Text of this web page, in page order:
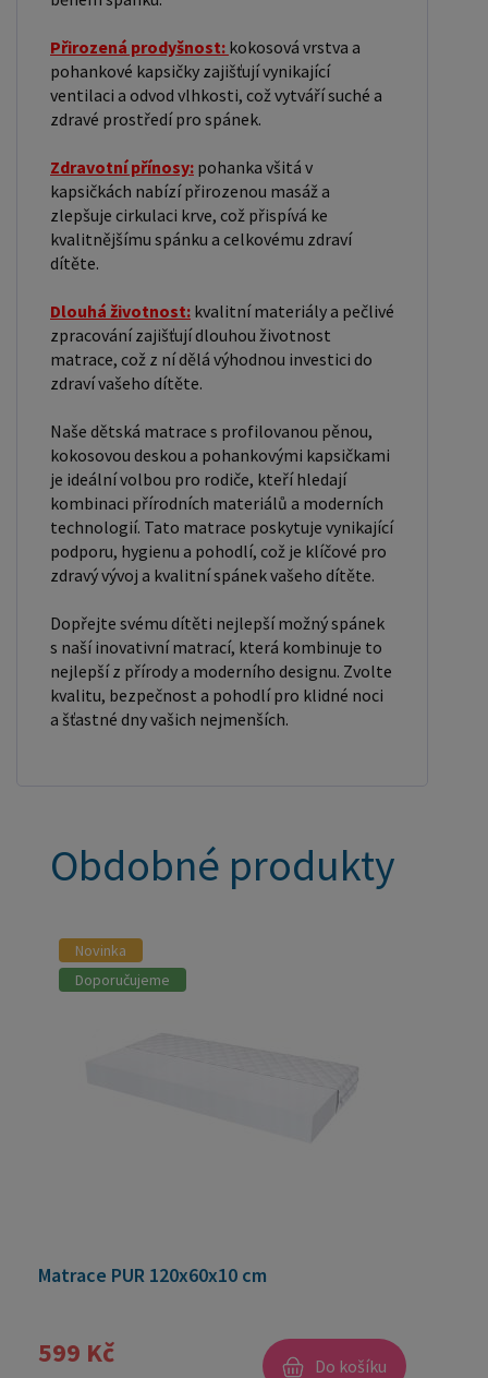
Přirozená prodyšnost: kokosová vrstva a
pohankové kapsičky zajišťují vynikající
ventilaci a odvod vlhkosti, což vytváří suché a
zdravé prostředí pro spánek.
Zdravotní přínosy: pohanka všitá v
kapsičkách nabízí přirozenou masáž a
zlepšuje cirkulaci krve, což přispívá ke
kvalitnějšímu spánku a celkovému zdraví
dítěte.
Dlouhá životnost: kvalitní materiály a pečlivé
zpracování zajišťují dlouhou životnost
matrace, což z ní dělá výhodnou investici do
zdraví vašeho dítěte.
Naše dětská matrace s profilovanou pěnou,
kokosovou deskou a pohankovými kapsičkami
je ideální volbou pro rodiče, kteří hledají
kombinaci přírodních materiálů a moderních
technologií. Tato matrace poskytuje vynikající
podporu, hygienu a pohodlí, což je klíčové pro
zdravý vývoj a kvalitní spánek vašeho dítěte.
Dopřejte svému dítěti nejlepší možný spánek
s naší inovativní matrací, která kombinuje to
nejlepší z přírody a moderního designu. Zvolte
kvalitu, bezpečnost a pohodlí pro klidné noci
a šťastné dny vašich nejmenších.
Obdobné produkty
Novinka
Doporučujeme
Matrace PUR 120x60x10 cm
599 Kč Do košíku